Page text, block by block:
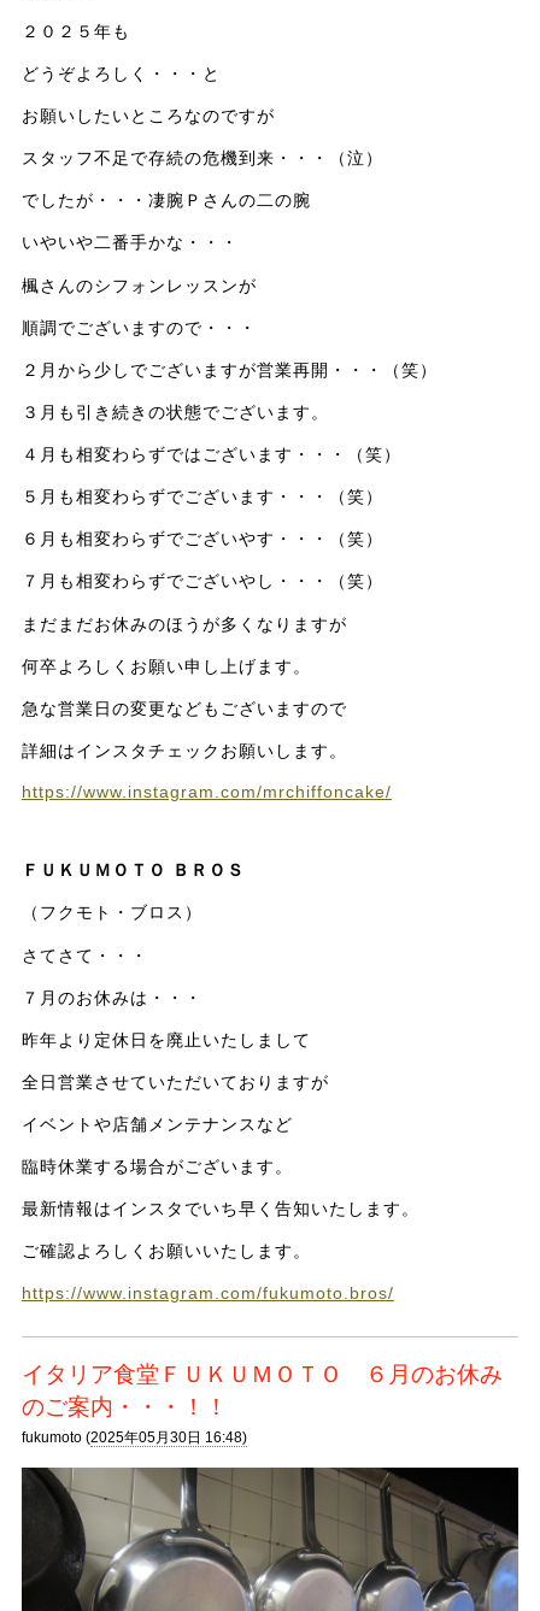
２０２５年も
どうぞよろしく・・・と
お願いしたいところなのですが
スタッフ不足で存続の危機到来・・・（泣）
でしたが・・・凄腕Ｐさんの二の腕
いやいや二番手かな・・・
楓さんのシフォンレッスンが
順調でございますので・・・
２月から少しでございますが営業再開・・・（笑）
３月も引き続きの状態でございます。
４月も相変わらずではございます・・・（笑）
５月も相変わらずでございます・・・（笑）
６月も相変わらずでございやす・・・（笑）
７月も相変わらずでございやし・・・（笑）
まだまだお休みのほうが多くなりますが
何卒よろしくお願い申し上げます。
急な営業日の変更などもございますので
詳細はインスタチェックお願いします。
https://www.instagram.com/mrchiffoncake/
ＦＵＫＵＭＯＴＯ ＢＲＯＳ
（フクモト・ブロス）
さてさて・・・
７月のお休みは・・・
昨年より定休日を廃止いたしまして
全日営業させていただいておりますが
イベントや店舗メンテナンスなど
臨時休業する場合がございます。
最新情報はインスタでいち早く告知いたします。
ご確認よろしくお願いいたします。
https://www.instagram.com/fukumoto.bros/
イタリア食堂ＦＵＫＵＭＯＴＯ ６月のお休み
のご案内・・・！！
fukumoto (2025年05月30日 16:48)